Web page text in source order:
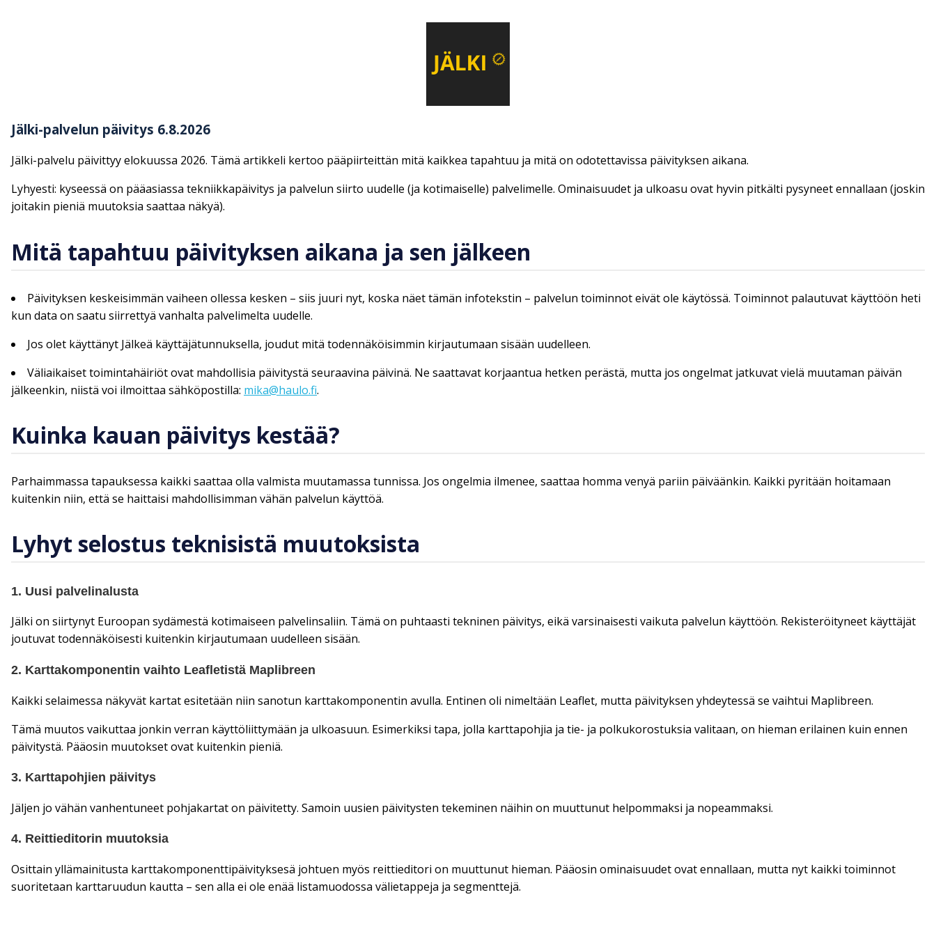
Jälki-palvelun päivitys 6.8.2026
Jälki-palvelu päivittyy elokuussa 2026. Tämä artikkeli kertoo pääpiirteittän mitä kaikkea tapahtuu ja mitä on odotettavissa päivityksen aikana.
Lyhyesti: kyseessä on pääasiassa tekniikkapäivitys ja palvelun siirto uudelle (ja kotimaiselle) palvelimelle. Ominaisuudet ja ulkoasu ovat hyvin pitkälti pysyneet ennallaan (joskin
joitakin pieniä muutoksia saattaa näkyä).
Mitä tapahtuu päivityksen aikana ja sen jälkeen
Päivityksen keskeisimmän vaiheen ollessa kesken – siis juuri nyt, koska näet tämän infotekstin – palvelun toiminnot eivät ole käytössä. Toiminnot palautuvat käyttöön heti
kun data on saatu siirrettyä vanhalta palvelimelta uudelle.
Jos olet käyttänyt Jälkeä käyttäjätunnuksella, joudut mitä todennäköisimmin kirjautumaan sisään uudelleen.
Väliaikaiset toimintahäiriöt ovat mahdollisia päivitystä seuraavina päivinä. Ne saattavat korjaantua hetken perästä, mutta jos ongelmat jatkuvat vielä muutaman päivän
jälkeenkin, niistä voi ilmoittaa sähköpostilla: mika@haulo.fi.
Kuinka kauan päivitys kestää?
Parhaimmassa tapauksessa kaikki saattaa olla valmista muutamassa tunnissa. Jos ongelmia ilmenee, saattaa homma venyä pariin päiväänkin. Kaikki pyritään hoitamaan
kuitenkin niin, että se haittaisi mahdollisimman vähän palvelun käyttöä.
Lyhyt selostus teknisistä muutoksista
1. Uusi palvelinalusta
Jälki on siirtynyt Euroopan sydämestä kotimaiseen palvelinsaliin. Tämä on puhtaasti tekninen päivitys, eikä varsinaisesti vaikuta palvelun käyttöön. Rekisteröityneet käyttäjät
joutuvat todennäköisesti kuitenkin kirjautumaan uudelleen sisään.
2. Karttakomponentin vaihto Leafletistä Maplibreen
Kaikki selaimessa näkyvät kartat esitetään niin sanotun karttakomponentin avulla. Entinen oli nimeltään Leaflet, mutta päivityksen yhdeytessä se vaihtui Maplibreen.
Tämä muutos vaikuttaa jonkin verran käyttöliittymään ja ulkoasuun. Esimerkiksi tapa, jolla karttapohjia ja tie- ja polkukorostuksia valitaan, on hieman erilainen kuin ennen
päivitystä. Pääosin muutokset ovat kuitenkin pieniä.
3. Karttapohjien päivitys
Jäljen jo vähän vanhentuneet pohjakartat on päivitetty. Samoin uusien päivitysten tekeminen näihin on muuttunut helpommaksi ja nopeammaksi.
4. Reittieditorin muutoksia
Osittain yllämainitusta karttakomponenttipäivityksesä johtuen myös reittieditori on muuttunut hieman. Pääosin ominaisuudet ovat ennallaan, mutta nyt kaikki toiminnot
suoritetaan karttaruudun kautta – sen alla ei ole enää listamuodossa välietappeja ja segmenttejä.